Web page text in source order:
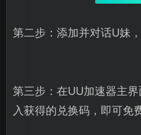
第二步：添加并对话U妹
第三步：在UU加速器主
入获得的兑换码，即可免